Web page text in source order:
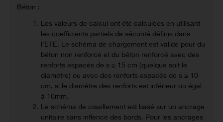
Béton :
Les valeurs de calcul ont été calculées en utilisant
les coefficients partiels de sécurité définis dans
l'ETE. Le schéma de chargement est valide pour du
béton non renforcé et du béton renforcé avec des
renforts espacés de s ≥ 15 cm (quelque soit le
diamètre) ou avec des renforts espacés de s ≥ 10
cm, si le diamètre des renforts est inférieur ou égal
à 10mm.
Le schéma de cisaillement est basé sur un ancrage
unitaire sans inflence des bords. Pour les ancrages